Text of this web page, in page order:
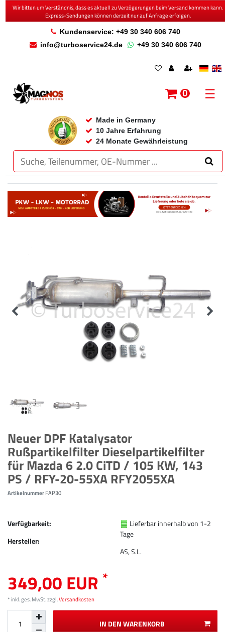
Wir bitten um Verständnis, dass es aktuell zu Verzögerungen beim Versand kommen kann.
Express-Sendungen können derzeit nur auf Anfrage erfolgen.
Kundenservice: +49 30 340 606 740
info@turboservice24.de
+49 30 340 606 740
Made in Germany
10 Jahre Erfahrung
24 Monate Gewährleistung
0 ☰
Neuer DPF Katalysator
Rußpartikelfilter Dieselpartikelfilter
für Mazda 6 2.0 CiTD / 105 KW, 143
PS / RFY-20-55XA RFY2055XA
ArtikelnummerFAP30
Verfügbarkeit:
Hersteller:
Lieferbar innerhalb von 1-2
Tage
AS, S.L.
349,00 EUR *
* inkl. ges. MwSt. zzgl.Versandkosten
IN DEN WARENKORB